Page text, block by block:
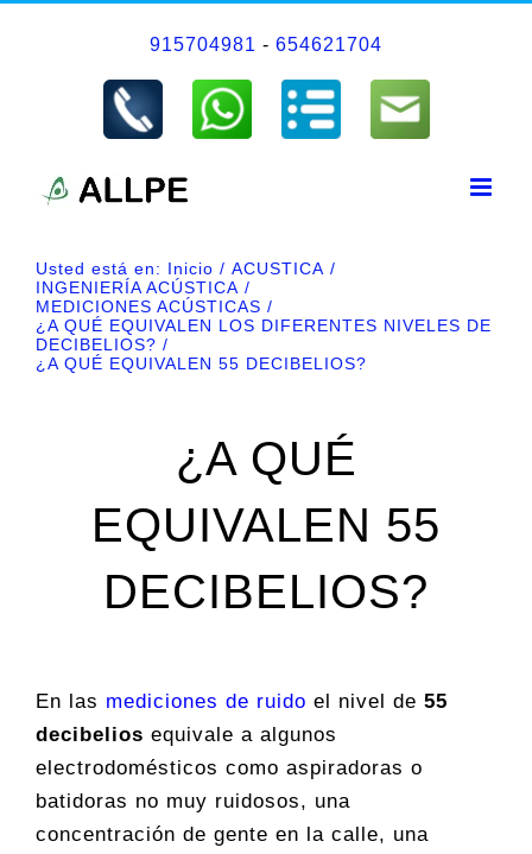
915704981 - 654621704
Usted está en: Inicio
ACUSTICA
INGENIERÍA ACÚSTICA
MEDICIONES ACÚSTICAS
¿A QUÉ EQUIVALEN LOS DIFERENTES NIVELES DE
DECIBELIOS?
¿A QUÉ EQUIVALEN 55 DECIBELIOS?
¿A QUÉ
EQUIVALEN 55
DECIBELIOS?
En las mediciones de ruido el nivel de 55
decibelios equivale a algunos
electrodomésticos como aspiradoras o
batidoras no muy ruidosos, una
concentración de gente en la calle, una